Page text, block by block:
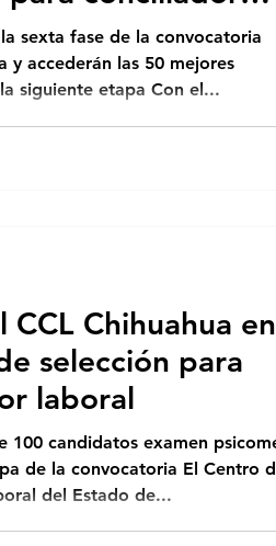
sexta fase de la convocatoria
y accederán las 50 mejores
siguiente etapa Con el...
CCL Chihuahua en
selección para
laboral
100 candidatos examen
de la convocatoria El Centro
del Estado de...